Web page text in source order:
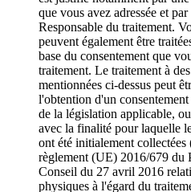
que vous avez adressée et
Responsable du traitement.
peuvent également être
base du consentement que
traitement. Le traitement à
mentionnées ci-dessus peut
l'obtention d'un
de la législation applicable,
avec la finalité pour laquelle
ont été initialement
règlement (UE) 2016/679 du
Conseil du 27 avril 2016
physiques à l'égard du